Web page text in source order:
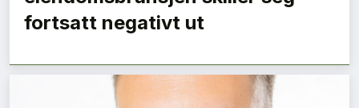
fortsatt negativt ut